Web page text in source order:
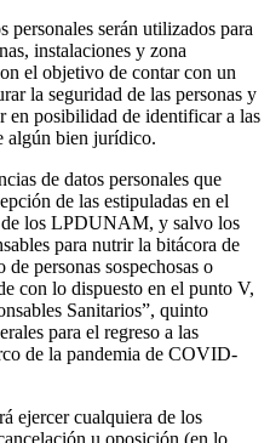
personales serán utilizados para
instalaciones y zona
el objetivo de contar con un
la seguridad de las personas y
en posibilidad de identificar a las
algún bien jurídico.
de datos personales que
de las estipuladas en el
los LPDUNAM, y salvo los
para nutrir la bitácora de
personas sospechosas o
con lo dispuesto en el punto V,
Sanitarios”, quinto
para el regreso a las
de la pandemia de COVID-
ejercer cualquiera de los